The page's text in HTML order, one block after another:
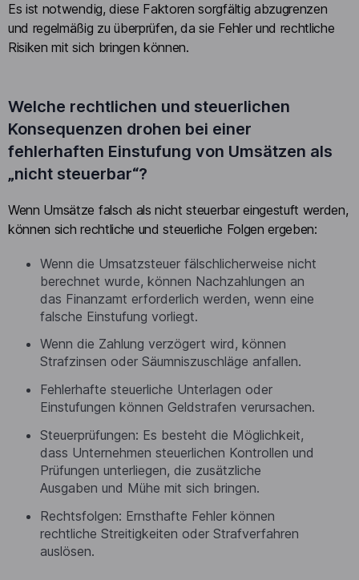
Es ist notwendig, diese Faktoren sorgfältig abzugrenzen
und regelmäßig zu überprüfen, da sie Fehler und rechtliche
Risiken mit sich bringen können.
Welche rechtlichen und steuerlichen
Konsequenzen drohen bei einer
fehlerhaften Einstufung von Umsätzen als
„nicht steuerbar“?
Wenn Umsätze falsch als nicht steuerbar eingestuft werden,
können sich rechtliche und steuerliche Folgen ergeben:
Wenn die Umsatzsteuer fälschlicherweise nicht
berechnet wurde, können Nachzahlungen an
das Finanzamt erforderlich werden, wenn eine
falsche Einstufung vorliegt.
Wenn die Zahlung verzögert wird, können
Strafzinsen oder Säumniszuschläge anfallen.
Fehlerhafte steuerliche Unterlagen oder
Einstufungen können Geldstrafen verursachen.
Steuerprüfungen: Es besteht die Möglichkeit,
dass Unternehmen steuerlichen Kontrollen und
Prüfungen unterliegen, die zusätzliche
Ausgaben und Mühe mit sich bringen.
Rechtsfolgen: Ernsthafte Fehler können
rechtliche Streitigkeiten oder Strafverfahren
auslösen.